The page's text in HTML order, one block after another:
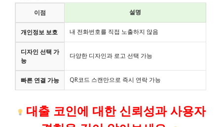
이점 설명
개인정보 보호 내 전화번호를 직접 노출하지 않음
디자인 선택 가
능
다양한 디자인과 로고 선택 가능
빠른 연결 가능 QR코드 스캔만으로 즉시 연락 가능
대출 코인에 대한 신뢰성과 사용자